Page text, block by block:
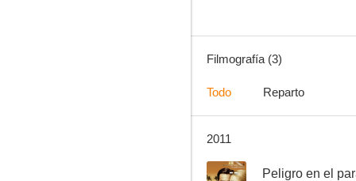
Filmografía (3)
Todo Reparto
2011
-- Peligro en el